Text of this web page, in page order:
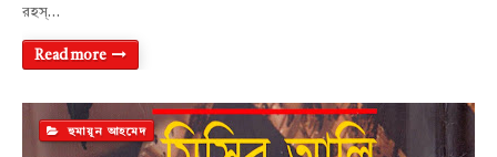
রহস্…
Read more
হুমায়ূন আহমেদ